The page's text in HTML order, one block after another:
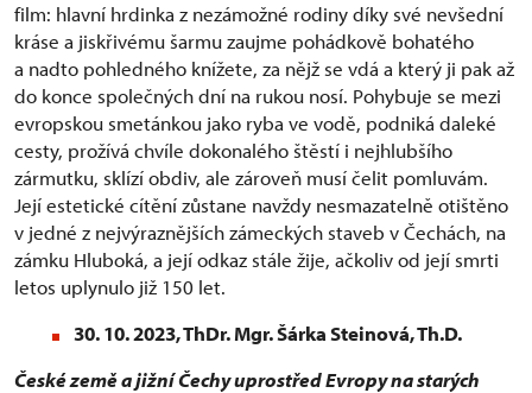
film: hlavní hrdinka z nezámožné rodiny díky své nevšední
kráse a jiskřivému šarmu zaujme pohádkově bohatého
a nadto pohledného knížete, za nějž se vdá a který ji pak až
do konce společných dní na rukou nosí. Pohybuje se mezi
evropskou smetánkou jako ryba ve vodě, podniká daleké
cesty, prožívá chvíle dokonalého štěstí i nejhlubšího
zármutku, sklízí obdiv, ale zároveň musí čelit pomluvám.
Její estetické cítění zůstane navždy nesmazatelně otištěno
v jedné z nejvýraznějších zámeckých staveb v Čechách, na
zámku Hluboká, a její odkaz stále žije, ačkoliv od její smrti
letos uplynulo již 150 let.
30. 10. 2023, ThDr. Mgr. Šárka Steinová, Th.D.
České země a jižní Čechy uprostřed Evropy na starých